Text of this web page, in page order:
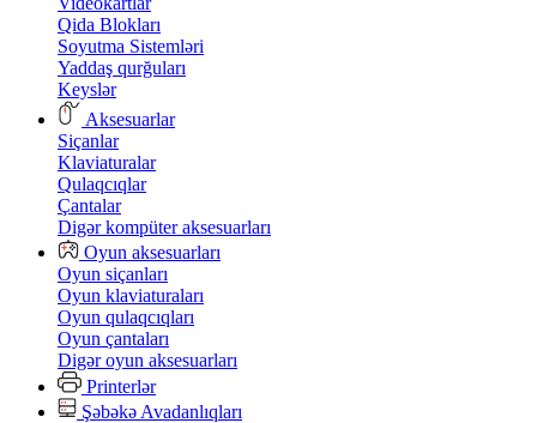
Qida Blokları
Soyutma Sistemləri
Yaddaş qurğuları
Keyslər
Aksesuarlar
Siçanlar
Klaviaturalar
Qulaqcıqlar
Çantalar
Digər kompüter aksesuarları
Oyun aksesuarları
Oyun siçanları
Oyun klaviaturaları
Oyun qulaqcıqları
Oyun çantaları
Digər oyun aksesuarları
Printerlər
Şəbəkə Avadanlıqları